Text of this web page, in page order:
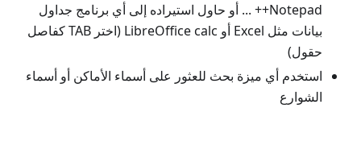
Notepad++ ... أو حاول استيراده إلى أي برنامج جداول
بيانات مثل Excel أو LibreOffice calc (اختر TAB كفاصل
حقول)
استخدم أي ميزة بحث للعثور على أسماء الأماكن أو أسماء
الشوارع